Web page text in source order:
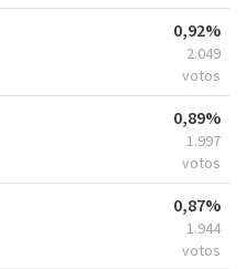
0,92%
2.049
votos
0,89%
1.997
votos
0,87%
1.944
votos